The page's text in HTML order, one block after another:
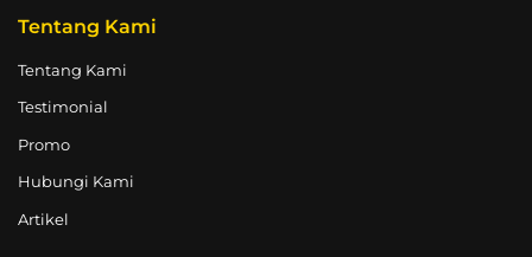
Tentang Kami
Tentang Kami
Testimonial
Promo
Hubungi Kami
Artikel